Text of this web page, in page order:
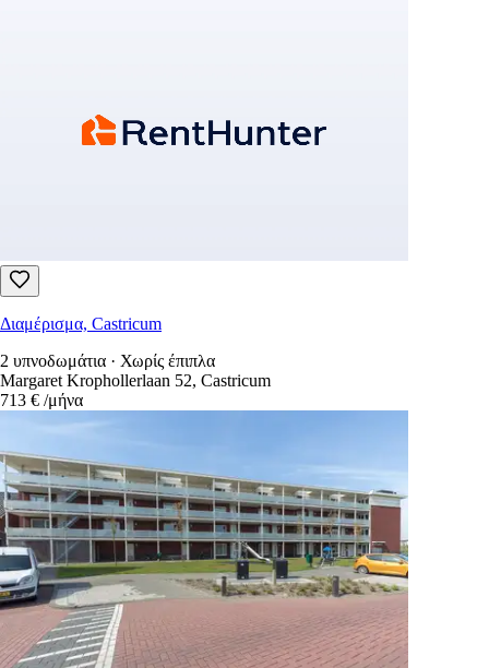
Διαμέρισμα, Castricum
2 υπνοδωμάτια · Χωρίς έπιπλα
Margaret Krophollerlaan 52, Castricum
713 € /μήνα